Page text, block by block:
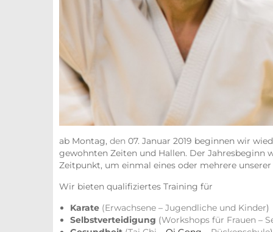
ab Montag, den 07. Januar 2019 beginnen wir
gewohnten Zeiten und Hallen. Der Jahresbeginn
Zeitpunkt, um einmal eines oder mehrere
Wir bieten qualifiziertes Training für
Karate (Erwachsene – Jugendliche und Kinder)
Selbstverteidigung (Workshops für Frauen –